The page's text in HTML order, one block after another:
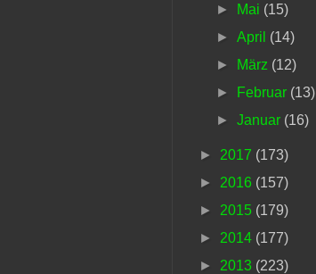
►
Mai (15)
►April (14)
►
März (12)
►
Februar (13)
►Januar (16)
► 2017 (173)
► 2016 (157)
► 2015 (179)
► 2014 (177)
► 2013 (223)